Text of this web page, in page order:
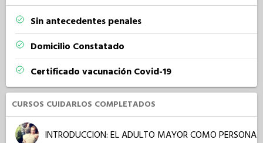
Sin antecedentes penales
Domicilio Constatado
Certificado vacunación Covid-19
CURSOS CUIDARLOS COMPLETADOS
INTRODUCCION: EL ADULTO MAYOR COMO PERSONA